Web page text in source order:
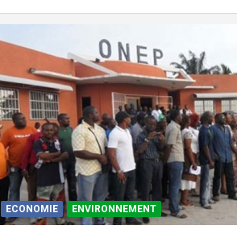
ECONOMIE ENVIRONNEMENT